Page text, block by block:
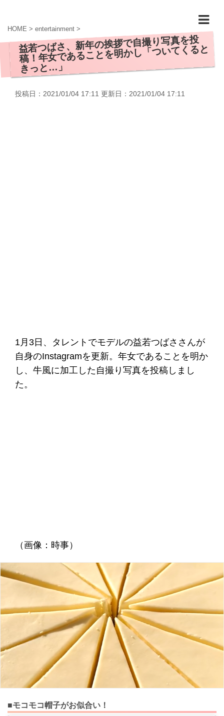
HOME > entertainment >
益若つばさ、新年の挨拶で自撮り写真を投
稿！年女であることを明かし「ついてくると
きっと…」
投稿日：2021/01/04 17:11 更新日： 2021/01/04 17:11
1月3日、タレントでモデルの益若つばささんが
自身のInstagramを更新。年女であることを明か
し、牛風に加工した自撮り写真を投稿しまし
た。
（画像：時事）
■モコモコ帽子がお似合い！